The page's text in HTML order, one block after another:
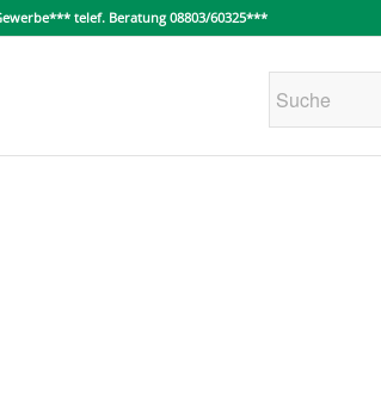
telef. Beratung 08803/60325***